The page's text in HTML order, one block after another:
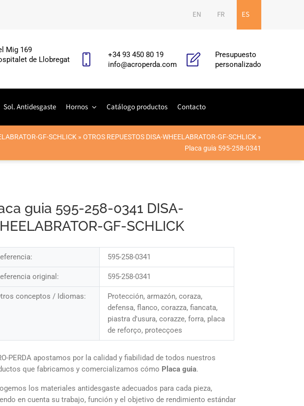
EN FR ES
Mig 169
de Llobregat
+34 93 450 80 19
info@acroperda.com
Presupuesto
personalizado
Sol. Antidesgaste Hornos Catálogo productos Contacto
GF-SCHLICK » OTROS REPUESTOS DISA-WHEELABRATOR-GF-SCHLICK »
Placa guia 595-258-0341
guia 595-258-0341 DISA-
GF-SCHLICK
595-258-0341
original: 595-258-0341
conceptos / Idiomas:
Protección, armazón, coraza,
defensa, flanco, corazza, fiancata,
piastra d'usura, corazze, forra, placa
de reforço, protecçoes
PERDA apostamos por la calidad y fiabilidad de todos nuestros
que fabricamos y comercializamos cómo Placa guia.
los materiales antidesgaste adecuados para cada pieza,
en cuenta su trabajo, función y el objetivo de rendimiento estándar